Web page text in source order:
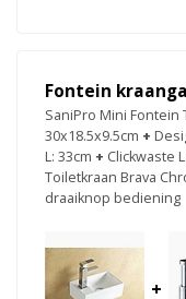
Fontein
SaniPro Mini Fontein
30x18.5x9.5cm +
L: 33cm + Clickwaste
Toiletkraan Brava
draaiknop bediening
+